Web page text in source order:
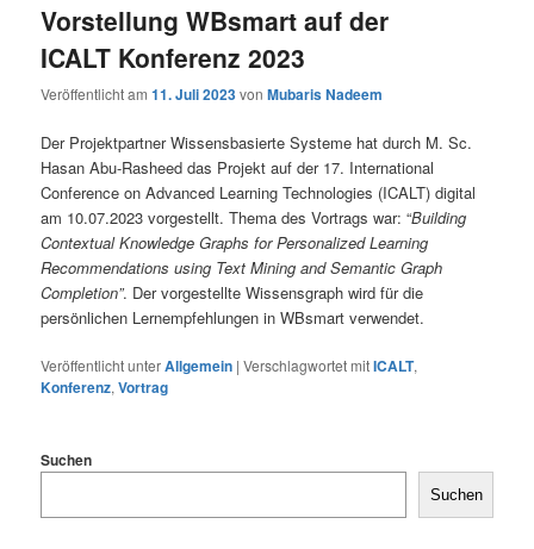
Vorstellung WBsmart auf der
ICALT Konferenz 2023
Veröffentlicht am11. Juli 2023vonMubaris Nadeem
Der Projektpartner Wissensbasierte Systeme hat durch M. Sc.
Hasan Abu-Rasheed das Projekt auf der 17. International
Conference on Advanced Learning Technologies (ICALT) digital
am 10.07.2023 vorgestellt. Thema des Vortrags war: “Building
Contextual Knowledge Graphs for Personalized Learning
Recommendations using Text Mining and Semantic Graph
Completion”. Der vorgestellte Wissensgraph wird für die
persönlichen Lernempfehlungen in WBsmart verwendet.
Veröffentlicht unterAllgemein |Verschlagwortet mitICALT,
Konferenz,Vortrag
Suchen
Suchen